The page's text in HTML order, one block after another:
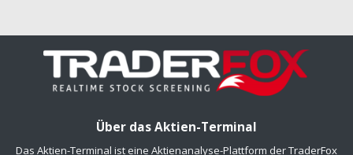
Über das Aktien-Terminal
Das Aktien-Terminal ist eine Aktienanalyse-Plattform der TraderFox